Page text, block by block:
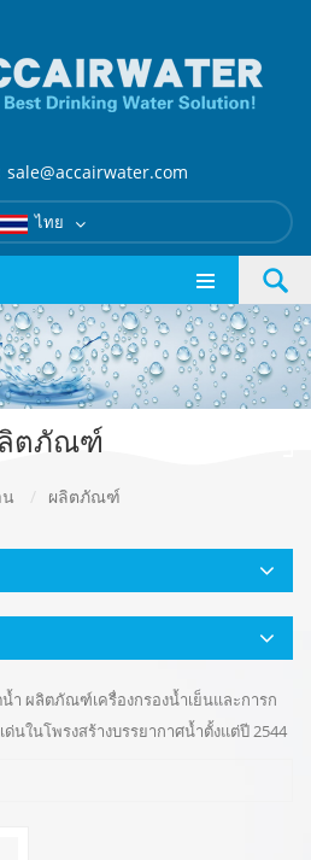
sale@accairwater.com
ไทย
ตภัณฑ์
/ ผลิตภัณฑ์
ำ ผลิตภัณฑ์เครื่องกรองน้ำเย็นและการก
นในโพรงสร้างบรรยากาศน้ำตั้งแต่ปี 2544